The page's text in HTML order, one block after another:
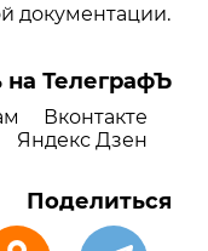
документации.
ТелеграфЪ
Вконтакте
Яндекс Дзен
Поделиться